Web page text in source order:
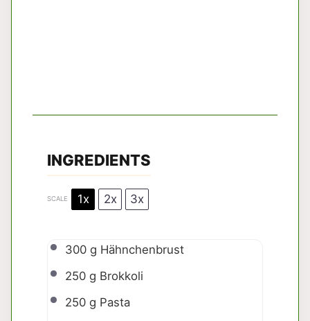
INGREDIENTS
SCALE 1x 2x 3x
300 g Hähnchenbrust
250 g Brokkoli
250 g Pasta